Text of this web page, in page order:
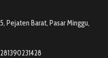
Pejaten Barat, Pasar Minggu,